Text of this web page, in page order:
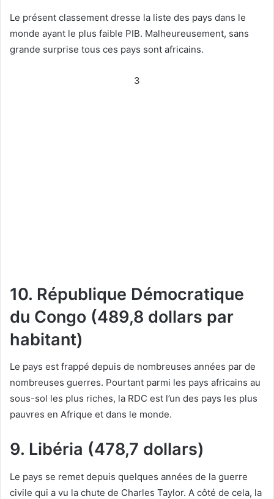
Le présent classement dresse la liste des pays dans le
monde ayant le plus faible PIB. Malheureusement, sans
grande surprise tous ces pays sont africains.
3
10. République Démocratique
du Congo (489,8 dollars par
habitant)
Le pays est frappé depuis de nombreuses années par de
nombreuses guerres. Pourtant parmi les pays africains au
sous-sol les plus riches, la RDC est l’un des pays les plus
pauvres en Afrique et dans le monde.
9. Libéria (478,7 dollars)
Le pays se remet depuis quelques années de la guerre
civile qui a vu la chute de Charles Taylor. A côté de cela, la